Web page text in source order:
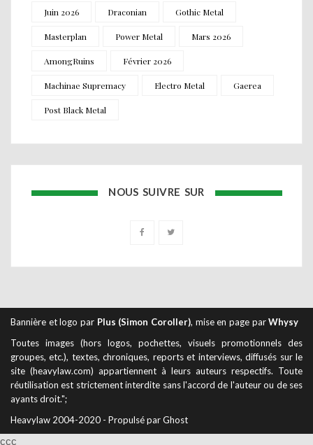
Juin 2026 Draconian Gothic Metal
Masterplan Power Metal Mars 2026
AmongRuins Février 2026
Machinae Supremacy Electro Metal Gaerea
Post Black Metal
NOUS SUIVRE SUR
Bannière et logo par Plus (Simon Coroller), mise en page parWhysy
Toutes images (hors logos, pochettes, visuels promotionnels des
groupes, etc.), textes, chroniques, reports et interviews, diffusés sur le
site (heavylaw.com) appartiennent à leurs auteurs respectifs. Toute
réutilisation est strictement interdite sans l'accord de l'auteur ou de ses
ayants droit.";
Heavylaw 2004-2020 - Propulsé par Ghost
ссс